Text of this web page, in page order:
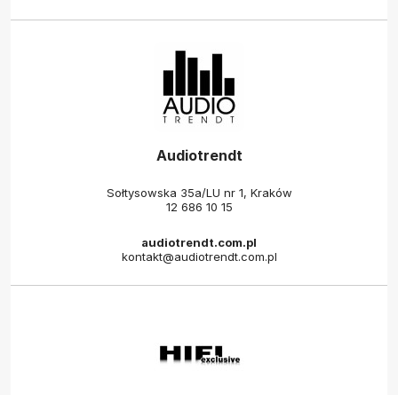
Audiotrendt
Sołtysowska 35a/LU nr 1, Kraków
12 686 10 15
audiotrendt.com.pl
kontakt@audiotrendt.com.pl